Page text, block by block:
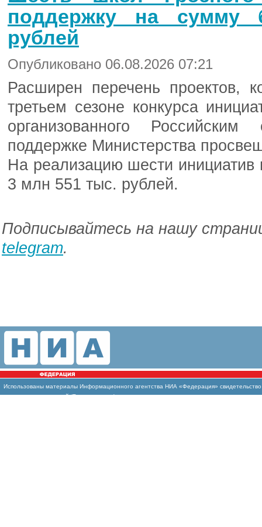
поддержку на сумму
рублей
Опубликовано 06.08.2026 07:21
Расширен перечень проектов,
третьем сезоне конкурса
организованного
поддержке Министерства
На реализацию шести инициатив
3 млн 551 тыс. рублей.
Подписывайтесь на нашу
telegram.
Использованы материалы Информационного агентства НИА «Федерация»
массовых коммуникаций (Роскомнадзор)